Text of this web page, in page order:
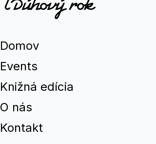
Domov
Events
Knižná edícia
O nás
Kontakt